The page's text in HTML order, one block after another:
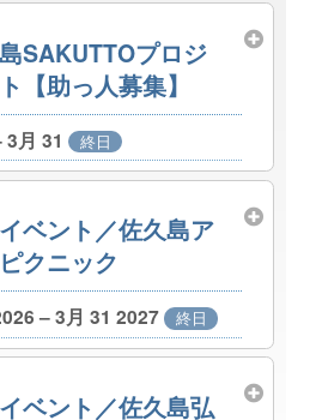
SAKUTTOプロジ
【助っ人募集】
3月 31 終日
ベント／佐久島ア
クニック
– 3月 31 2027 終日
ベント／佐久島弘